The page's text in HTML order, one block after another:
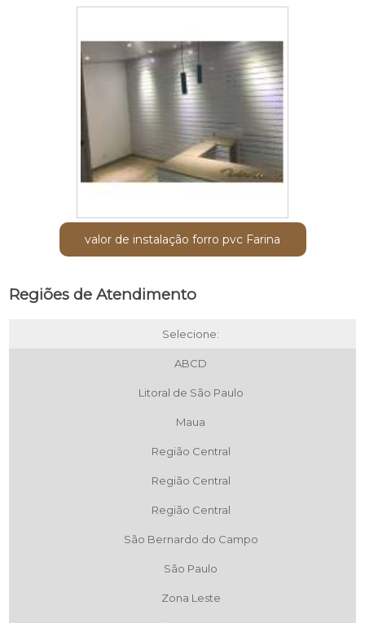
valor de instalação forro pvc Farina
Regiões de Atendimento
Selecione:
ABCD
Litoral de São Paulo
Maua
Região Central
Região Central
Região Central
São Bernardo do Campo
São Paulo
Zona Leste